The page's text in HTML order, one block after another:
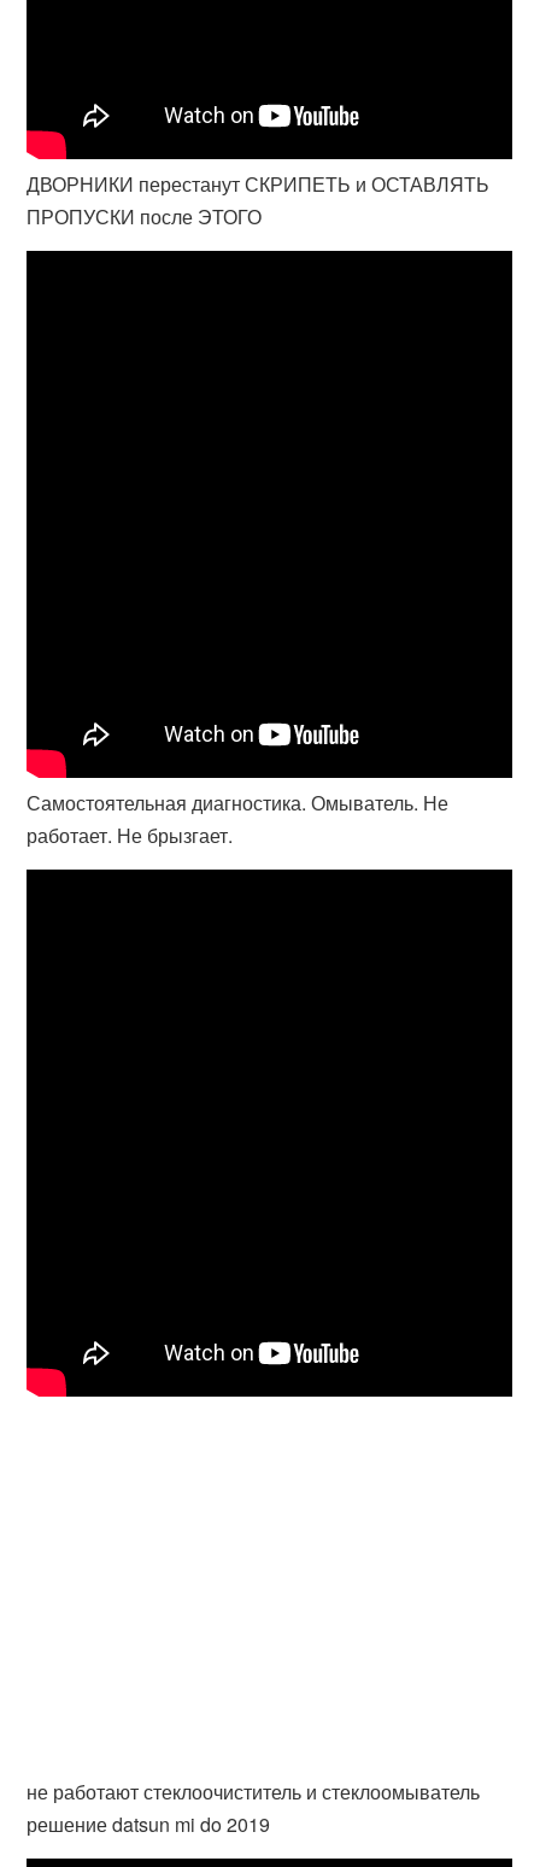
ДВОРНИКИ перестанут СКРИПЕТЬ и ОСТАВЛЯТЬ
ПРОПУСКИ после ЭТОГО
Самостоятельная диагностика. Омыватель. Не
работает. Не брызгает.
не работают стеклоочиститель и стеклоомыватель
решение datsun mi do 2019